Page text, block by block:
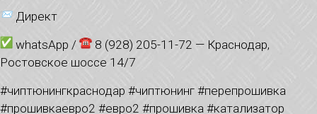
Директ
whatsApp /
8 (928) 205-11-72 — Краснодар,
Ростовское шоссе 14/7
#чиптюнингкраснодар #чиптюнинг #перепрошивка
#прошивкаевро2 #евро2 #прошивка #катализатор